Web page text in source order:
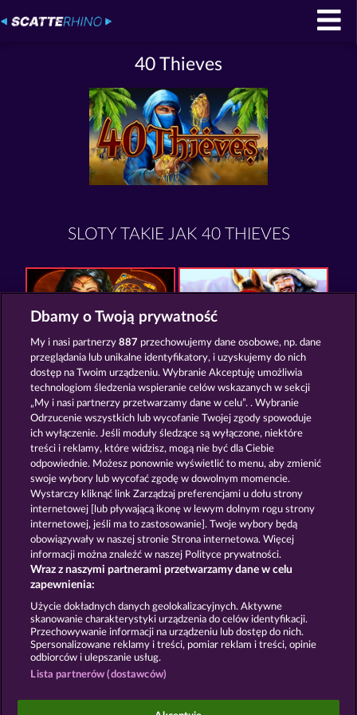
40 Thieves
SLOTY TAKIE JAK 40 THIEVES
Magic Book 6 Horsemen
Magic Book Palace of Treasures
Zasady i warunki Polityka prywatności
Nota prawna Firma FAQ
Prześlij wniosek o wypłatę
Gry społecznościowe mają przeznaczenie czysto
Dbamy o Twoją prywatność
My i nasi partnerzy887 przechowujemy dane osobowe, np. dane
przeglądania lub unikalne identyfikatory, i uzyskujemy do nich
dostęp na Twoim urządzeniu. Wybranie Akceptuję umożliwia
technologiom śledzenia wspieranie celów wskazanych w sekcji
„My i nasi partnerzy przetwarzamy dane w celu”. . Wybranie
Odrzucenie wszystkich lub wycofanie Twojej zgody spowoduje
ich wyłączenie. Jeśli moduły śledzące są wyłączone, niektóre
treści i reklamy, które widzisz, mogą nie być dla Ciebie
odpowiednie. Możesz ponownie wyświetlić to menu, aby zmienić
swoje wybory lub wycofać zgodę w dowolnym momencie.
Wystarczy kliknąć link Zarządzaj preferencjami u dołu strony
internetowej [lub pływającą ikonę w lewym dolnym rogu strony
internetowej, jeśli ma to zastosowanie]. Twoje wybory będą
obowiązywały w naszej stronie Strona internetowa. Więcej
informacji można znaleźć w naszej Polityce prywatności.
Wraz z naszymi partnerami przetwarzamy dane w celu
zapewnienia:
Użycie dokładnych danych geolokalizacyjnych. Aktywne
skanowanie charakterystyki urządzenia do celów identyfikacji.
Przechowywanie informacji na urządzeniu lub dostęp do nich.
Spersonalizowane reklamy i treści, pomiar reklam i treści, opinie
odbiorców i ulepszanie usług.
Lista partnerów (dostawców)